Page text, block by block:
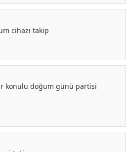
cihazı takip
konulu doğum günü partisi